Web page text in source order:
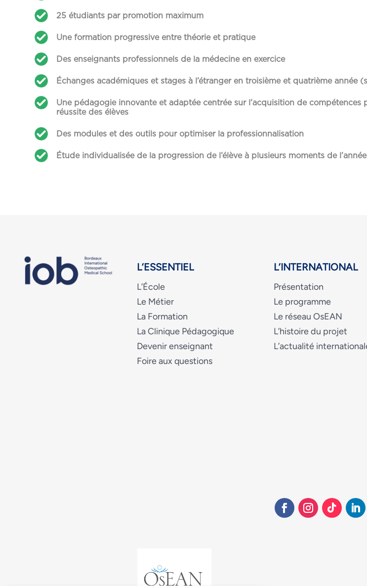
25 étudiants par promotion maximum
Une formation progressive entre théorie et pratique
Des enseignants professionnels de la médecine en exercice
Échanges académiques et stages à l’étranger en troisième et quatrième année
Une pédagogie innovante et adaptée centrée sur l’acquisition de compétences
réussite des élèves
Des modules et des outils pour optimiser la professionnalisation
Étude individualisée de la progression de l’élève à plusieurs moments de
L’ESSENTIEL
L’École
Le Métier
La Formation
La Clinique Pédagogique
Devenir enseignant
Foire aux questions
L’INTERNATIONAL
Présentation
Le programme
Le réseau OsEAN
L’histoire du projet
L’actualité